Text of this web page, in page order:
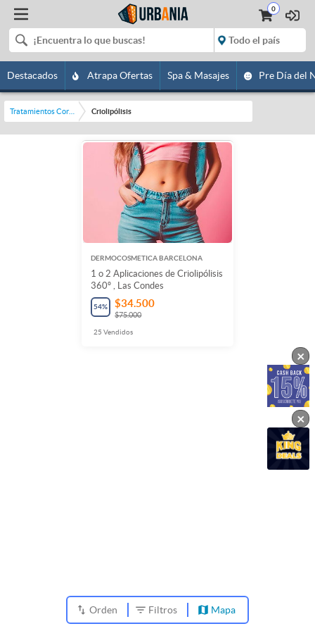
0
Destacados Atrapa Ofertas Spa & Masajes Pre Día del
Tratamientos Corporales Criolipólisis
DERMOCOSMETICA BARCELONA
1 o 2 Aplicaciones de Criolipólisis
360º , Las Condes
54% $34.500
$75.000
25Vendidos
Orden Filtros Mapa
×
×